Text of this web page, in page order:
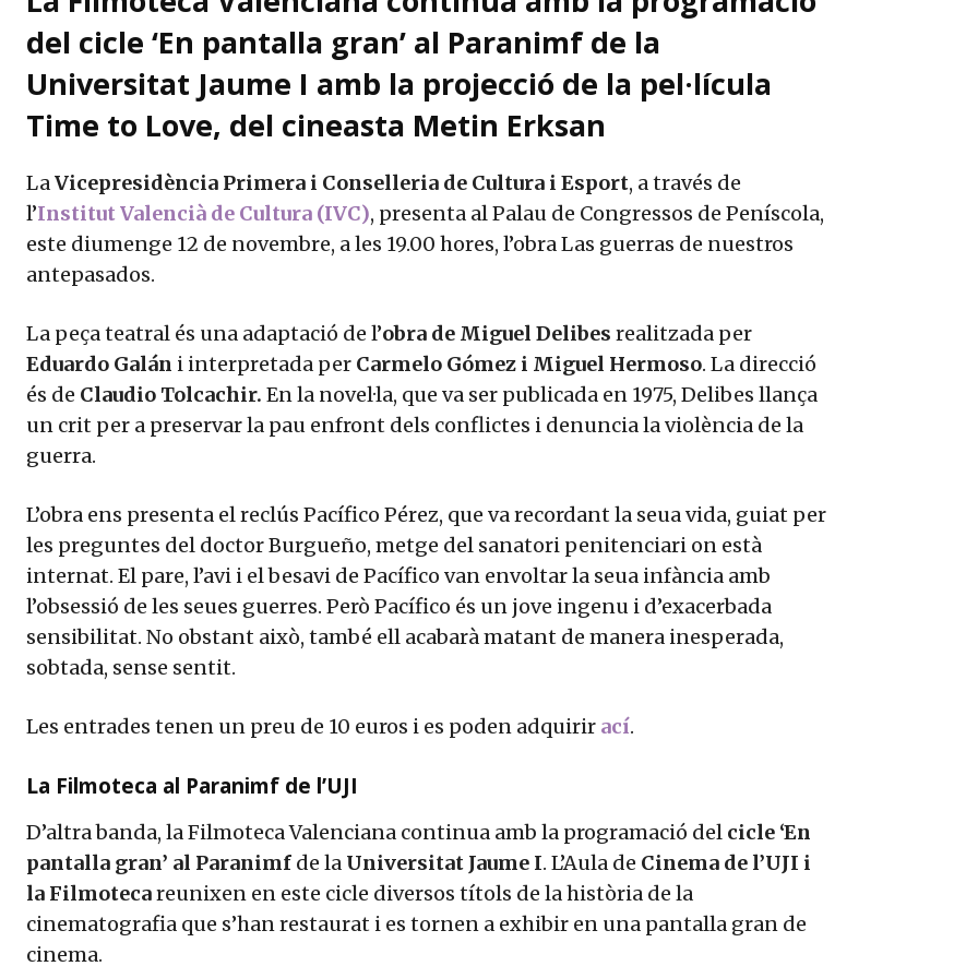
del cicle ‘En pantalla gran’ al Paranimf de la
Universitat Jaume I amb la projecció de la pel·lícula
Time to Love, del cineasta Metin Erksan
LaVicepresidència Primera i Conselleria de Cultura i Esport, a través de
l’Institut Valencià de Cultura (IVC), presenta al Palau de Congressos de Peníscola,
este diumenge 12 de novembre, a les 19.00 hores, l’obra Las guerras de nuestros
antepasados.
La peça teatral és una adaptació de l’obra de Miguel Delibes realitzada per
Eduardo Galán i interpretada per Carmelo Gómez i Miguel Hermoso. La direcció
és de Claudio Tolcachir. En la novel·la, que va ser publicada en 1975, Delibes llança
un crit per a preservar la pau enfront dels conflictes i denuncia la violència de la
guerra.
L’obra ens presenta el reclús Pacífico Pérez, que va recordant la seua vida, guiat per
les preguntes del doctor Burgueño, metge del sanatori penitenciari on està
internat. El pare, l’avi i el besavi de Pacífico van envoltar la seua infància amb
l’obsessió de les seues guerres. Però Pacífico és un jove ingenu i d’exacerbada
sensibilitat. No obstant això, també ell acabarà matant de manera inesperada,
sobtada, sense sentit.
Les entrades tenen un preu de 10 euros i es poden adquirir ací.
La Filmoteca al Paranimf de l’UJI
D’altra banda, la Filmoteca Valenciana continua amb la programació del cicle ‘En
pantalla gran’ al Paranimf de la Universitat Jaume I. L’Aula de Cinema de l’UJI i
la Filmotecareunixen en este cicle diversos títols de la història de la
cinematografia que s’han restaurat i es tornen a exhibir en una pantalla gran de
cinema.